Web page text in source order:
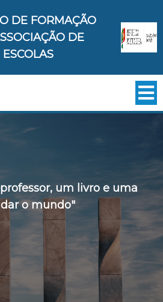
DE FORMAÇÃO
DE
ESCOLAS
um livro e uma
o mundo"